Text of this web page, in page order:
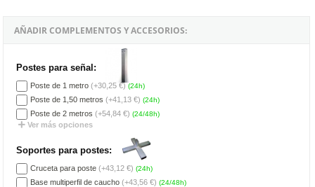
AÑADIR COMPLEMENTOS Y ACCESORIOS:
Postes para señal:
Poste de 1 metro (+30,25 €) (24h)
Poste de 1,50 metros (+41,13 €) (24h)
Poste de 2 metros (+54,84 €) (24/48h)
Ver más opciones
Soportes para postes:
Cruceta para poste (+43,12 €) (24h)
Base multiperfil de caucho (+43,56 €) (24/48h)